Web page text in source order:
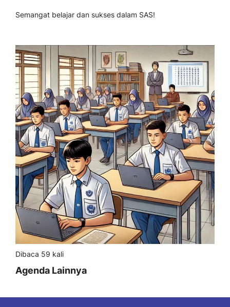
Semangat belajar dan sukses dalam SAS!
Dibaca 59 kali
Agenda Lainnya